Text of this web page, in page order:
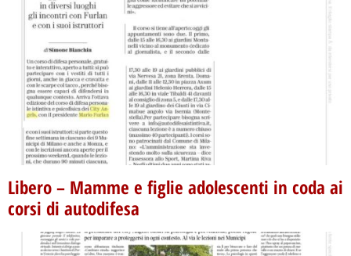
Libero – Mamme e figlie adolescenti in coda ai
corsi di autodifesa